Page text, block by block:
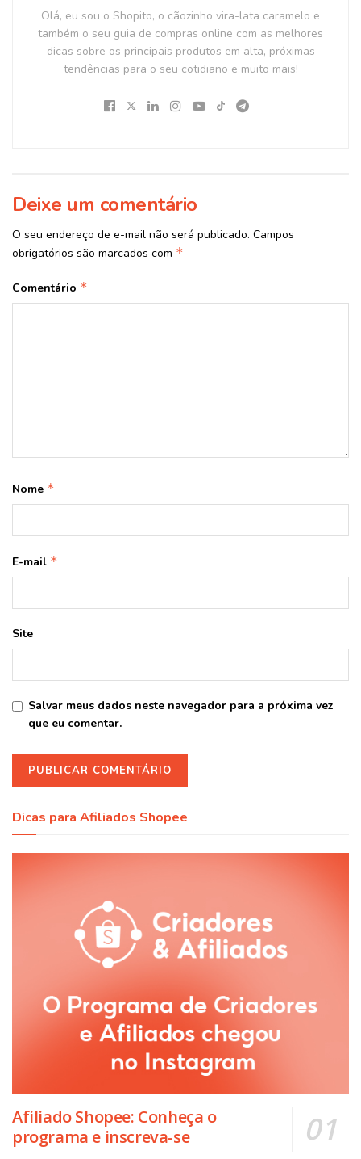
Olá, eu sou o Shopito, o cãozinho vira-lata caramelo e
também o seu guia de compras online com as melhores
dicas sobre os principais produtos em alta, próximas
tendências para o seu cotidiano e muito mais!
Deixe um comentário
O seu endereço de e-mail não será publicado. Campos
obrigatórios são marcados com *
Comentário *
Nome *
E-mail *
Site
Salvar meus dados neste navegador para a próxima vez
que eu comentar.
Dicas para Afiliados Shopee
Afiliado Shopee: Conheça o
programa e inscreva-se